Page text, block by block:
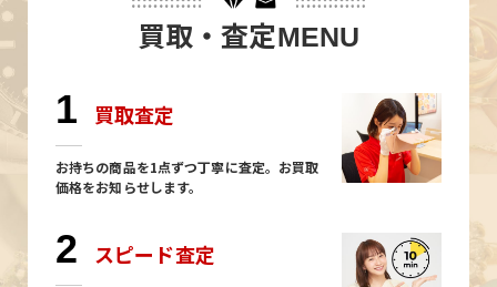
買取・査定MENU
1 買取査定
お持ちの商品を1点ずつ丁寧に査定。お買取
価格をお知らせします。
2 スピード査定